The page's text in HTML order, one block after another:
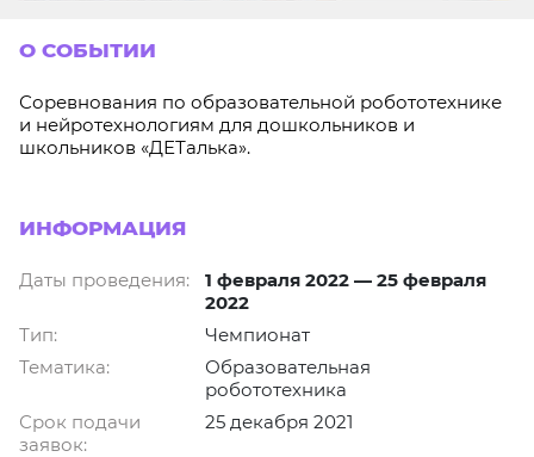
О СОБЫТИИ
Соревнования по образовательной робототехнике
и нейротехнологиям для дошкольников и
школьников «ДЕТалька».
ИНФОРМАЦИЯ
Даты проведения:
1 февраля 2022 — 25 февраля
2022
Тип:
Чемпионат
Тематика:
Образовательная
робототехника
Срок подачи
заявок:
25 декабря 2021